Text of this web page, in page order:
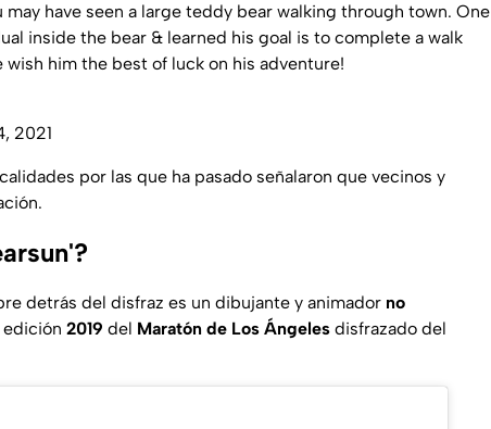
have seen a large teddy bear walking through town. One
inside the bear & learned his goal is to complete a walk
him the best of luck on his adventure!
2021
por las que ha pasado señalaron que vecinos y
detrás del disfraz es un dibujante y animador no
2019 del Maratón de Los Ángeles disfrazado del